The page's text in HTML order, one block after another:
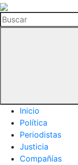
La
Hemeroteca
del
Buscar
Inicio
Política
Periodistas
Justicia
Compañías